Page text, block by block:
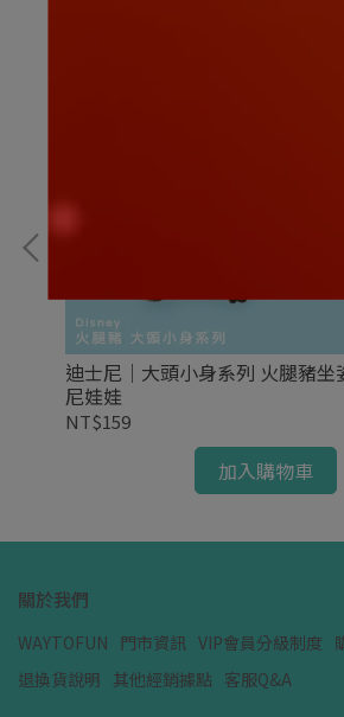
迪士尼｜大頭小身系列 火腿豬坐
尼娃娃
NT$159
加入購物車
關於我們
WAYTOFUN 門市資訊 VIP會員分級制度
退換貨說明 其他經銷據點 客服Q&A